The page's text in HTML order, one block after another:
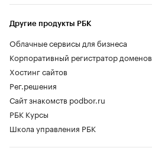
Другие продукты РБК
Облачные сервисы для бизнеса
Корпоративный регистратор доменов
Хостинг сайтов
Рег.решения
Сайт знакомств podbor.ru
РБК Курсы
Школа управления РБК